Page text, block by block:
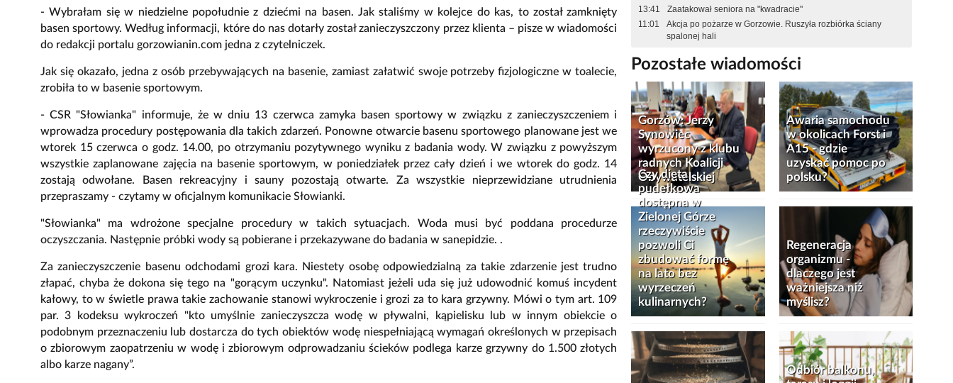
- Wybrałam się w niedzielne popołudnie z dziećmi na basen. Jak staliśmy w kolejce do kas, to został zamknięty
basen sportowy. Według informacji, które do nas dotarły został zanieczyszczony przez klienta – pisze w wiadomości
do redakcji portalu gorzowianin.com jedna z czytelniczek.
Jak się okazało, jedna z osób przebywających na basenie, zamiast załatwić swoje potrzeby fizjologiczne w toalecie,
zrobiła to w basenie sportowym.
- CSR "Słowianka" informuje, że w dniu 13 czerwca zamyka basen sportowy w związku z zanieczyszczeniem i
wprowadza procedury postępowania dla takich zdarzeń. Ponowne otwarcie basenu sportowego planowane jest we
wtorek 15 czerwca o godz. 14.00, po otrzymaniu pozytywnego wyniku z badania wody. W związku z powyższym
wszystkie zaplanowane zajęcia na basenie sportowym, w poniedziałek przez cały dzień i we wtorek do godz. 14
zostają odwołane. Basen rekreacyjny i sauny pozostają otwarte. Za wszystkie nieprzewidziane utrudnienia
przepraszamy - czytamy w oficjalnym komunikacie Słowianki.
"Słowianka" ma wdrożone specjalne procedury w takich sytuacjach. Woda musi być poddana procedurze
oczyszczania. Następnie próbki wody są pobierane i przekazywane do badania w sanepidzie. .
Za zanieczyszczenie basenu odchodami grozi kara. Niestety osobę odpowiedzialną za takie zdarzenie jest trudno
złapać, chyba że dokona się tego na "gorącym uczynku". Natomiast jeżeli uda się już udowodnić komuś incydent
kałowy, to w świetle prawa takie zachowanie stanowi wykroczenie i grozi za to kara grzywny. Mówi o tym art. 109
par. 3 kodeksu wykroczeń "kto umyślnie zanieczyszcza wodę w pływalni, kąpielisku lub w innym obiekcie o
podobnym przeznaczeniu lub dostarcza do tych obiektów wodę niespełniającą wymagań określonych w przepisach
o zbiorowym zaopatrzeniu w wodę i zbiorowym odprowadzaniu ścieków podlega karze grzywny do 1.500 złotych
albo karze nagany”.
13:41
Zaatakował seniora na "kwadracie"
11:01
Akcja po pożarze w Gorzowie. Ruszyła rozbiórka ściany
spalonej hali
Pozostałe wiadomości
Gorzów: Jerzy
Synowiec
wyrzucony z klubu
radnych Koalicji
Obywatelskiej
Awaria samochodu
w okolicach Forst i
A15 - gdzie
uzyskać pomoc po
polsku?
Czy dieta
pudełkowa
dostępna w
Zielonej Górze
rzeczywiście
pozwoli Ci
zbudować formę
na lato bez
wyrzeczeń
kulinarnych?
Regeneracja
organizmu -
dlaczego jest
ważniejsza niż
myślisz?
Odbiór balkonu,